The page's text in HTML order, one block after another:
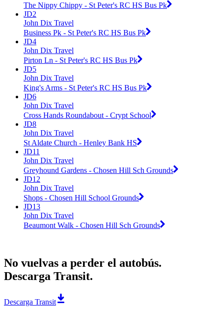
The Nippy Chippy - St Peter's RC HS Bus Pk
JD2
John Dix Travel
Business Pk - St Peter's RC HS Bus Pk
JD4
John Dix Travel
Pirton Ln - St Peter's RC HS Bus Pk
JD5
John Dix Travel
King's Arms - St Peter's RC HS Bus Pk
JD6
John Dix Travel
Cross Hands Roundabout - Crypt School
JD8
John Dix Travel
St Aldate Church - Henley Bank HS
JD11
John Dix Travel
Greyhound Gardens - Chosen Hill Sch Grounds
JD12
John Dix Travel
Shops - Chosen Hill School Grounds
JD13
John Dix Travel
Beaumont Walk - Chosen Hill Sch Grounds
No vuelvas a perder el autobús.
Descarga Transit.
Descarga Transit